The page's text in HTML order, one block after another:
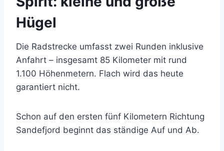
Hügel
Die Radstrecke umfasst zwei Runden inklusive
Anfahrt – insgesamt 85 Kilometer mit rund
1.100 Höhenmetern. Flach wird das heute
garantiert nicht.
Schon auf den ersten fünf Kilometern Richtung
Sandefjord beginnt das ständige Auf und Ab.